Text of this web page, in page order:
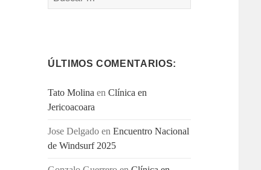
ÚLTIMOS COMENTARIOS:
Tato Molina enClínica en
Jericoacoara
Jose Delgado enEncuentro Nacional
de Windsurf 2025